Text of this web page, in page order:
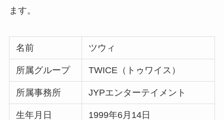
ます。
名前 ツウィ
所属グループ TWICE（トゥワイス）
所属事務所 JYPエンターテイメント
生年月日 1999年6月14日